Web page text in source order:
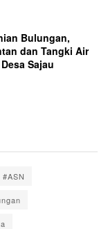
Bulungan,
dan Tangki Air
Sajau
#ASN